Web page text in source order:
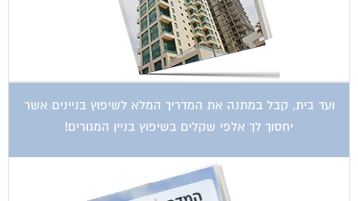
ועד בית, קבל במתנה את המדריך המלא לשיפוץ בניינים אשר
יחסוך לך אלפי שקלים בשיפוץ בניין המגורים!